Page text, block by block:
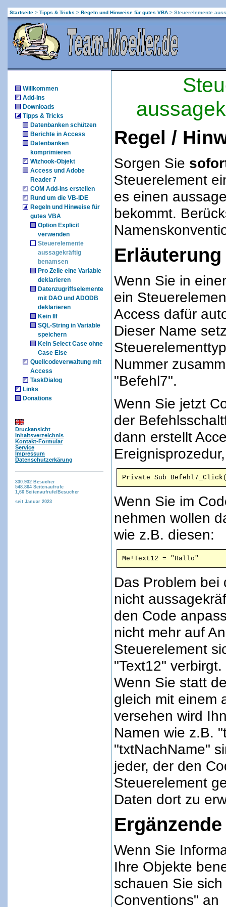
Startseite > Tipps & Tricks > Regeln und Hinweise für gutes VBA > Steuerelemente
Willkommen
Add-Ins
Downloads
Tipps & Tricks
Datenbanken schützen
Berichte in Access
Datenbanken
komprimieren
Wizhook-Objekt
Access und Adobe
Reader 7
COM Add-Ins erstellen
Rund um die VB-IDE
Regeln und Hinweise für
gutes VBA
Option Explicit
verwenden
Steuerelemente
aussagekräftig
benamsen
Pro Zeile eine Variable
deklarieren
Datenzugriffselemente
mit DAO und ADODB
deklarieren
Kein IIf
SQL-String in Variable
speichern
Kein Select Case ohne
Case Else
Quellcodeverwaltung mit
Access
TaskDialog
Links
Donations
Druckansicht
Inhaltsverzeichnis
Kontakt-Formular
Service
Impressum
Datenschutzerkärung
330.932 Besucher
548.864 Seitenaufrufe
1,66 Seitenaufrufe/Besucher
seit Januar 2023
Regel /
Sorgen Sie
Steuerelement
es einen
bekommt.
Erläuterung
Wenn Sie in
ein
Access dafür
Dieser Name
Nummer
"Befehl7".
Wenn Sie jetzt
der
dann erstellt
Private Sub
Wenn Sie im
nehmen wollen
wie z.B. diesen:
Me!Text12 = "Hallo"
Das Problem bei
nicht
den Code
nicht mehr auf
Steuerelement
"Text12" verbirgt.
Wenn Sie statt
gleich mit einem
versehen wird
Namen wie z.B.
"txtNachName"
jeder, der den
Steuerelement
Daten dort zu
Wenn Sie
Ihre Objekte
schauen Sie
Conventions" an